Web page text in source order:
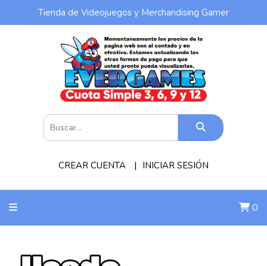
Tienda de Videojuegos y Merchandising Gamer
CREAR CUENTA INICIAR SESIÓN
0